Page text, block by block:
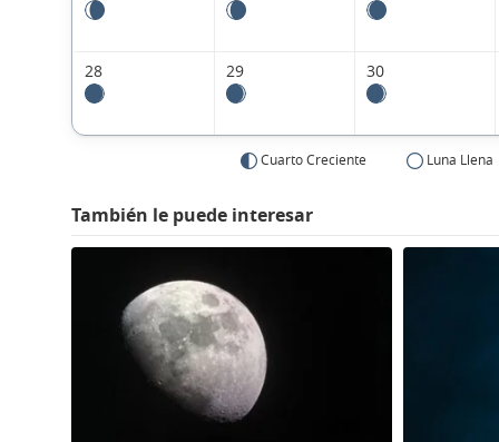
28 29 30
Cuarto Creciente Luna Llena
También le puede interesar